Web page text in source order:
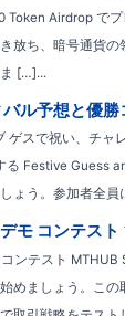
Token Airdrop で
放ち、暗号通貨の
[…]...
ル予想と優
ゲスで祝い、チャ
る Festive Guess
ょう。参加者全
モ コンテスト
ンテスト MTHUB
めましょう。この